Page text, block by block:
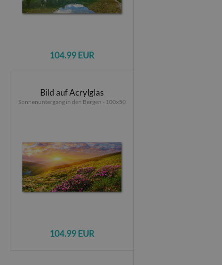
104.99 EUR
Bild auf Acrylglas
Sonnenuntergang in den Bergen - 100x50
104.99 EUR